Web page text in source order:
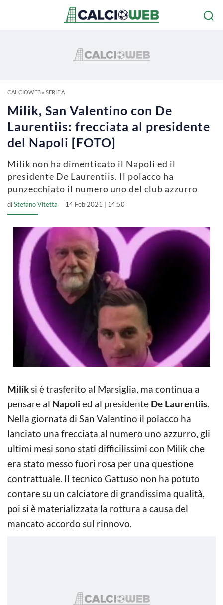
CALCIOWEB» SERIE A
Milik, San Valentino con De
Laurentiis: frecciata al presidente
del Napoli [FOTO]
Milik non ha dimenticato il Napoli ed il
presidente De Laurentiis. Il polacco ha
punzecchiato il numero uno del club azzurro
diStefano Vitetta 14 Feb 2021 | 14:50
Miliksi è trasferito al Marsiglia, ma continua a
pensare al Napoli ed al presidente De Laurentiis.
Nella giornata di San Valentino il polacco ha
lanciato una frecciata al numero uno azzurro, gli
ultimi mesi sono stati difficilissimi con Milik che
era stato messo fuori rosa per una questione
contrattuale. Il tecnico Gattuso non ha potuto
contare su un calciatore di grandissima qualità,
poi si è materializzata la rottura a causa del
mancato accordo sul rinnovo.